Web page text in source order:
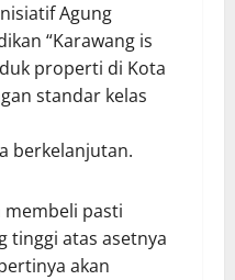
Agung
“Karawang is
properti di Kota
standar kelas
berkelanjutan.
membeli pasti
tinggi atas asetnya
akan